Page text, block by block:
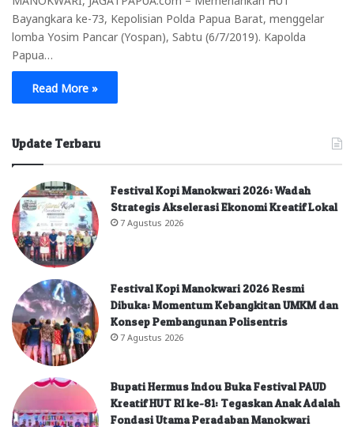
Bayangkara ke-73, Kepolisian Polda Papua Barat, menggelar
lomba Yosim Pancar (Yospan), Sabtu (6/7/2019). Kapolda
Papua…
Read More »
Update Terbaru
Festival Kopi Manokwari 2026: Wadah
Strategis Akselerasi Ekonomi Kreatif Lokal
7 Agustus 2026
Festival Kopi Manokwari 2026 Resmi
Dibuka: Momentum Kebangkitan UMKM dan
Konsep Pembangunan Polisentris
7 Agustus 2026
Bupati Hermus Indou Buka Festival PAUD
Kreatif HUT RI ke-81: Tegaskan Anak Adalah
Fondasi Utama Peradaban Manokwari